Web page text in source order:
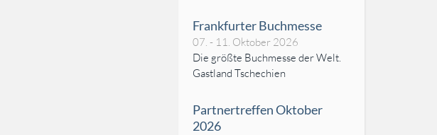
Frankfurter Buchmesse
07. - 11. Oktober 2026
Die größte Buchmesse der Welt.
Gastland Tschechien
Partnertreffen Oktober
2026